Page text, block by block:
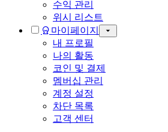
수익 관리
위시 리스트
마이페이지
내 프로필
나의 활동
코인 및 결제
멤버십 관리
계정 설정
차단 목록
고객 센터